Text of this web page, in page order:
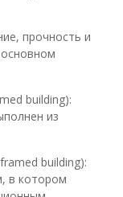
прочность и
building):
из
building):
в котором